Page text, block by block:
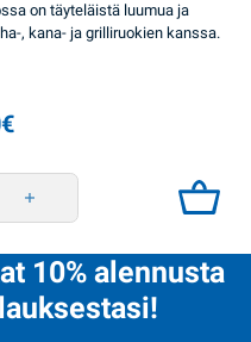
on täyteläistä luumua ja
, kana- ja grilliruokien kanssa.
€
10% alennusta